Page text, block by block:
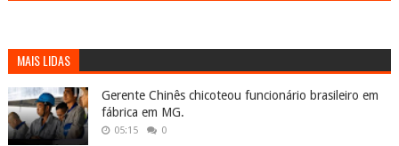
MAIS LIDAS
Gerente Chinês chicoteou funcionário brasileiro em
fábrica em MG.
05:15 0